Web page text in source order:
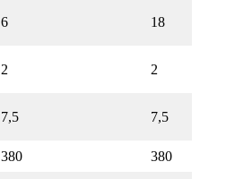
6 18
2 2
7,5 7,5
380 380